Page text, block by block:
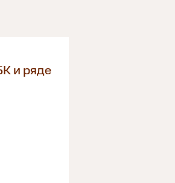
и ряде